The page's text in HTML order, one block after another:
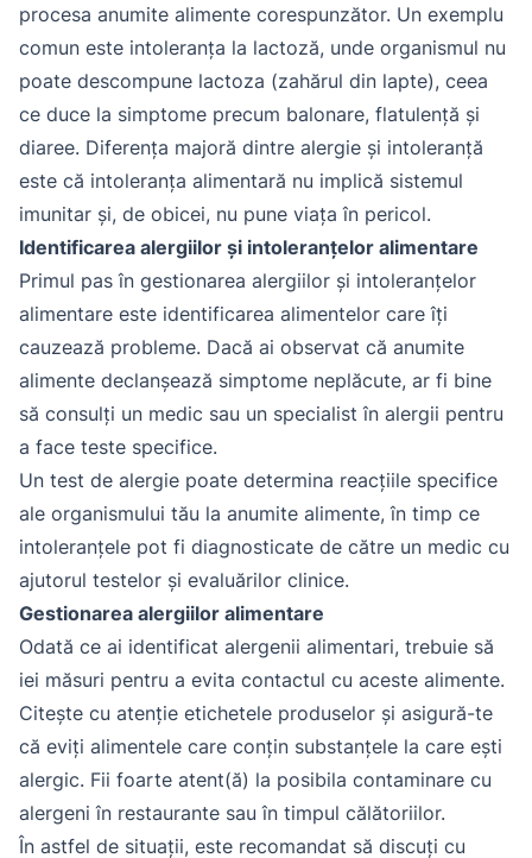
procesa anumite alimente corespunzător. Un exemplu
comun este intoleranța la lactoză, unde organismul nu
poate descompune lactoza (zahărul din lapte), ceea
ce duce la simptome precum balonare, flatulență și
diaree. Diferența majoră dintre alergie și intoleranță
este că intoleranța alimentară nu implică sistemul
imunitar și, de obicei, nu pune viața în pericol.
Identificarea alergiilor și intoleranțelor alimentare
Primul pas în gestionarea alergiilor și intoleranțelor
alimentare este identificarea alimentelor care îți
cauzează probleme. Dacă ai observat că anumite
alimente declanșează simptome neplăcute, ar fi bine
să consulți un medic sau un specialist în alergii pentru
a face teste specifice.
Un test de alergie poate determina reacțiile specifice
ale organismului tău la anumite alimente, în timp ce
intoleranțele pot fi diagnosticate de către un medic cu
ajutorul testelor și evaluărilor clinice.
Gestionarea alergiilor alimentare
Odată ce ai identificat alergenii alimentari, trebuie să
iei măsuri pentru a evita contactul cu aceste alimente.
Citește cu atenție etichetele produselor și asigură-te
că eviți alimentele care conțin substanțele la care ești
alergic. Fii foarte atent(ă) la posibila contaminare cu
alergeni în restaurante sau în timpul călătoriilor.
În astfel de situații, este recomandat să discuți cu